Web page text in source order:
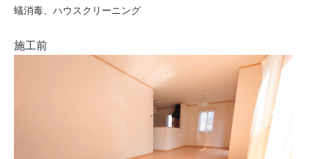
蟻消毒、ハウスクリーニング
施工前